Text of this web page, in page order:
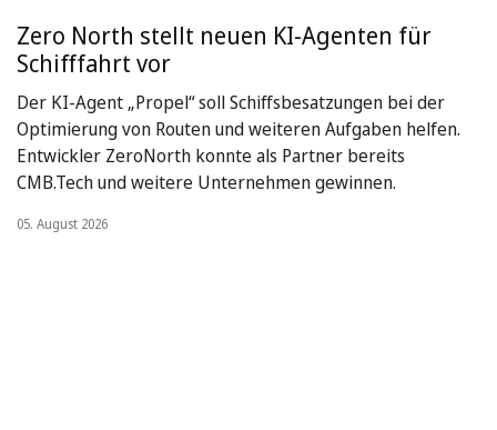
Zero North stellt neuen KI-Agenten für
Schifffahrt vor
Der KI-Agent „Propel“ soll Schiffsbesatzungen bei der
Optimierung von Routen und weiteren Aufgaben helfen.
Entwickler ZeroNorth konnte als Partner bereits
CMB.Tech und weitere Unternehmen gewinnen.
05. August 2026